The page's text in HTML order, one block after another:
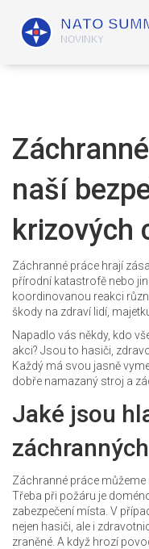
naší
krizových
Záchranné práce hrají
přírodní katastrofě nebo
koordinovanou reakci
škody na zdraví lidí,
Napadlo vás někdy, kdo
akci? Jsou to hasiči,
Každý má svou jasně
dobře namazaný stroj a
Jaké jsou
Záchranné práce můžeme
Třeba při požáru je
zabezpečení místa. V
nejen hasiči, ale i
zraněné. A když hrozí